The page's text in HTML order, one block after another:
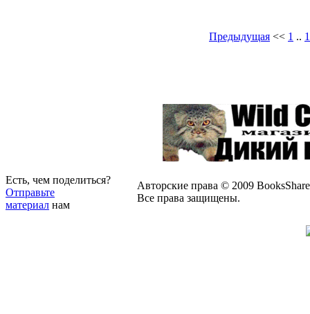
Предыдущая << 1 ..
Есть, чем поделиться?
Отправьте
материал нам
Авторские права © 2009
Все права защищены.